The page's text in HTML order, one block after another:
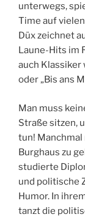
unterwegs,
Time auf
Düx zeichnet
Laune-Hits im
auch Klassiker
oder „Bis ans
Man muss
Straße sitzen,
tun! Manchmal
Burghaus zu
studierte
und politische
Humor. In
tanzt die